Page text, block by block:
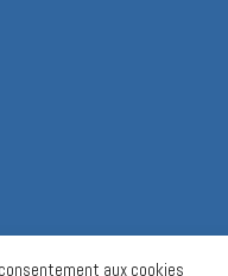
aux cookies